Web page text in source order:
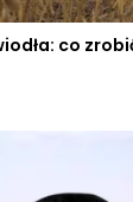
co